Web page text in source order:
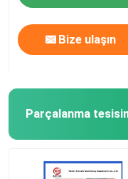
Teklif isteği
Schwing Beton
Beton karıştırıcı
Bize ulaşın
Parçalanma